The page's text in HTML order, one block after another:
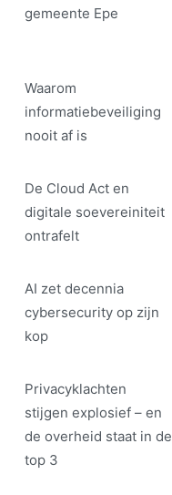
gemeente Epe
Waarom
informatiebeveiliging
nooit af is
De Cloud Act en
digitale soe­ve­rei­ni­teit
ontrafelt
AI zet decennia
cybersecurity op zijn
kop
Privacyklachten
stijgen explosief – en
de overheid staat in de
top 3